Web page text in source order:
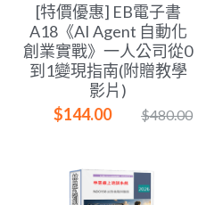
[特價優惠] EB電子書
A18《AI Agent 自動化
創業實戰》一人公司從0
到1變現指南(附贈教學
影片)
$144.00
$480.00